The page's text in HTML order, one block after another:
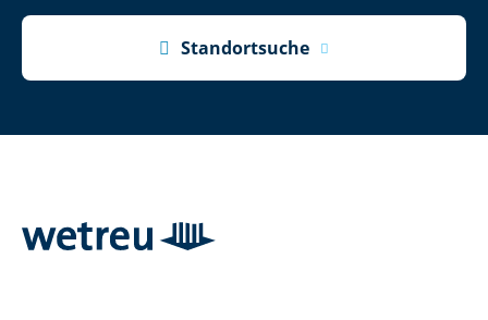
 Standortsuche